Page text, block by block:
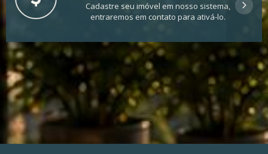
Cadastre seu imóvel em nosso sistema,
entraremos em contato para ativá-lo.